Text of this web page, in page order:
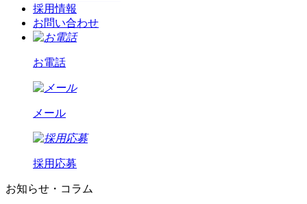
採用情報
お問い合わせ
お電話
メール
採用応募
お知らせ・コラム